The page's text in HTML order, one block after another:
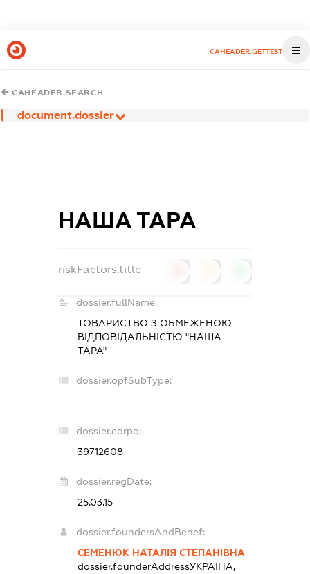
CAHEADER.GETTEST
CAHEADER.SEARCH
document.dossier
НАША ТАРА
riskFactors.title
dossier.fullName:
ТОВАРИСТВО З ОБМЕЖЕНОЮ
ВІДПОВІДАЛЬНІСТЮ "НАША
ТАРА"
dossier.opfSubType:
-
dossier.edrpo:
39712608
dossier.regDate:
25.03.15
dossier.foundersAndBenef:
СЕМЕНЮК НАТАЛІЯ СТЕПАНІВНА
dossier.founderAddressУКРАЇНА,